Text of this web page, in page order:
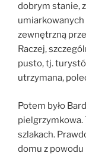
dobrym stanie,
umiarkowanych
zewnętrzną
Raczej,
pusto, tj.
utrzymana,
Potem było
pielgrzymkowa.
szlakach.
domu z